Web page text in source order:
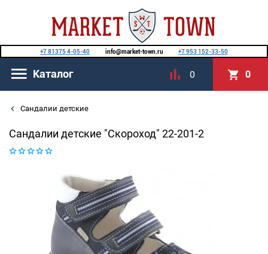
+7 81375 4-05-40 info@market-town.ru +7 953 152-33-50
Каталог 0 0
Сандалии детские
Сандалии детские "Скороход" 22-201-2